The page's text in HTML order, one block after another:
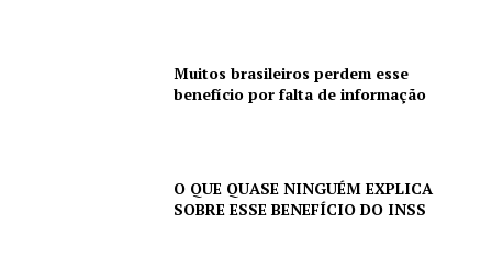
Muitos brasileiros perdem esse
benefício por falta de informação
O QUE QUASE NINGUÉM EXPLICA
SOBRE ESSE BENEFÍCIO DO INSS